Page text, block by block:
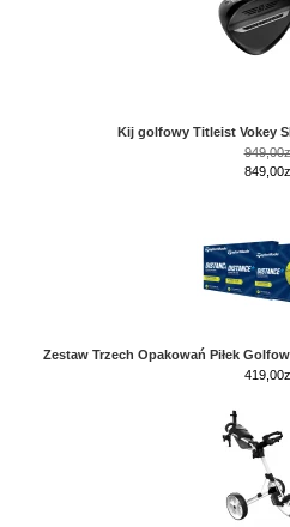
Kij golfowy Titleist Vokey
Zestaw Trzech Opakowań Piłek
419,00